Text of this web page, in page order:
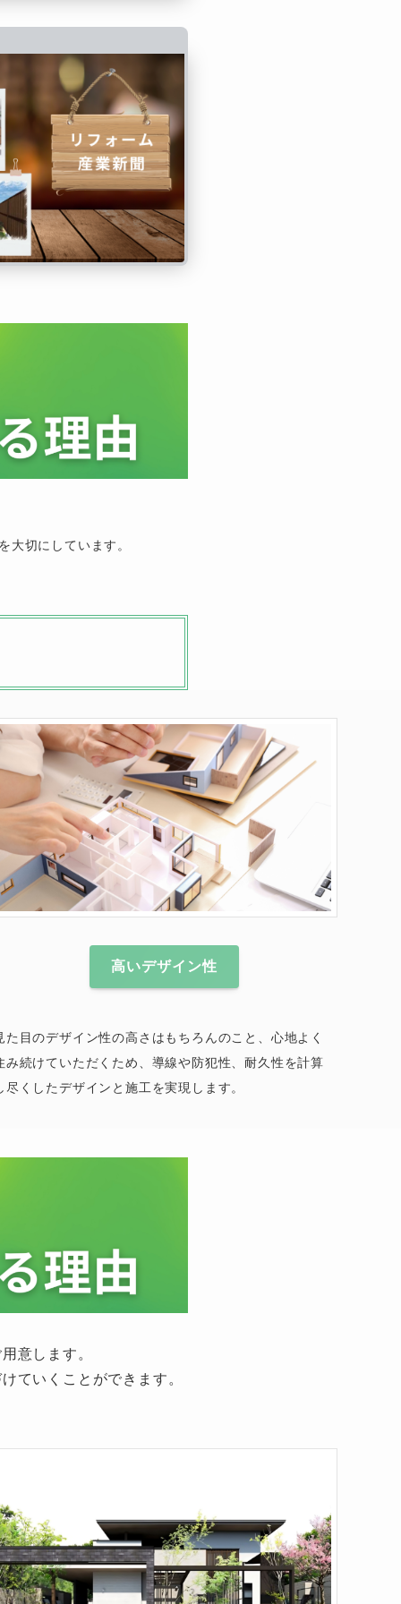
大切にしています。
高いデザイン性
た目のデザイン性の高さはもちろんのこと、心地よく
み続けていただくため、導線や防犯性、耐久性を計算
尽くしたデザインと施工を実現します。
意します。
ていくことができます。